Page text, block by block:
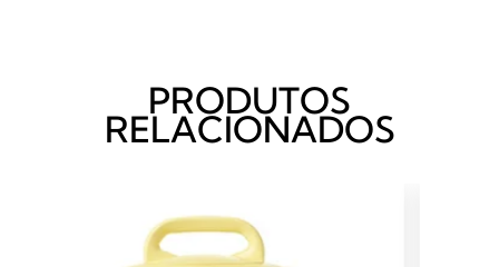
PRODUTOS
RELACIONADOS